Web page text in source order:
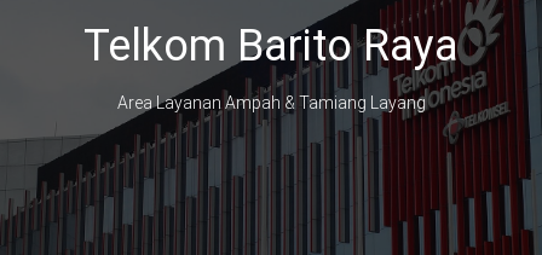
Telkom Barito Raya
Area Layanan Ampah & Tamiang Layang